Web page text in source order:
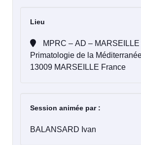
Lieu
Primatologie de la
13009 MARSEILLE France
Session animée par :
BALANSARD Ivan